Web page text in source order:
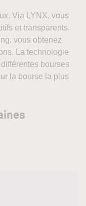
Via LYNX, vous
et transparents.
vous obtenez
La technologie
bourses
la bourse la plus